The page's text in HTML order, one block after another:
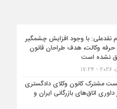
نقدعلی: با وجود افزایش چشمگیر
وکالت، هدف طراحان قانون
نشده است
مشترک کانون وکلای دادگستری
داوری اتاق‌های بازرگانی ایران و